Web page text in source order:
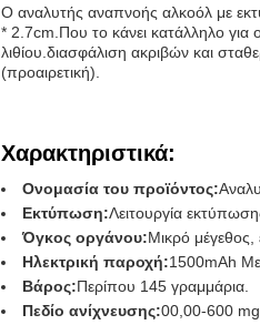
Ο αναλυτής αναπνοής αλκοόλ με
* 2.7cm.Που το κάνει κατάλληλο για
λιθίου.διασφάλιση ακριβών και
(προαιρετική).
Χαρακτηριστικά:
Ονομασία του προϊόντος:
Εκτύπωση:Λειτουργία
Όγκος οργάνου:Μικρό
Ηλεκτρική παροχή:1500mAh
Βάρος:Περίπου 145 γραμμάρια.
Πεδίο ανίχνευσης:00,00-600